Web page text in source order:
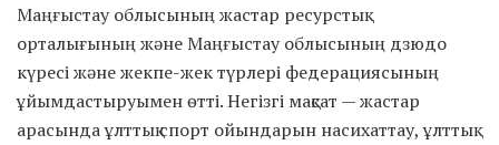
Маңғыстау облысының жастар ресурстық
орталығының және Маңғыстау облысының дзюдо
күресі және жекпе-жек түрлері федерациясының
ұйымдастыруымен өтті. Негізгі мақсат — жастар
арасында ұлттық спорт ойындарын насихаттау, ұлттық